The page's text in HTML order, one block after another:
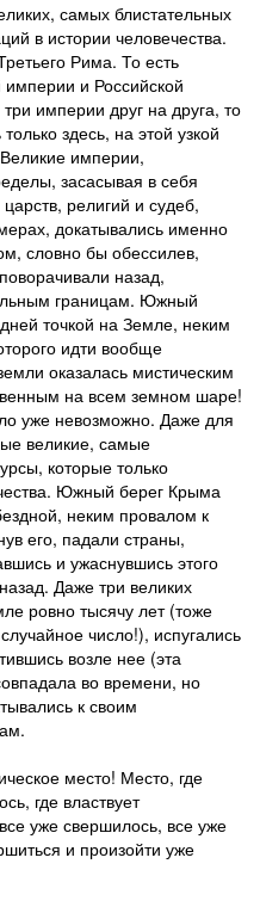
самых блистательных
в истории человечества.
Рима. То есть
и Российской
империи друг на друга, то
здесь, на этой узкой
империи,
засасывая в себя
религий и судеб,
докатывались именно
словно бы обессилев,
назад,
границам. Южный
точкой на Земле, неким
идти вообще
оказалась мистическим
на всем земном шаре!
уже невозможно. Даже для
великие, самые
которые только
Южный берег Крыма
неким провалом к
его, падали страны,
и ужаснувшись этого
Даже три великих
ровно тысячу лет (тоже
число!), испугались
возле нее (эта
во времени, но
к своим
место! Место, где
где властвует
уже свершилось, все уже
и произойти уже